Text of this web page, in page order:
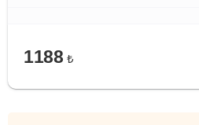
1188 ₺